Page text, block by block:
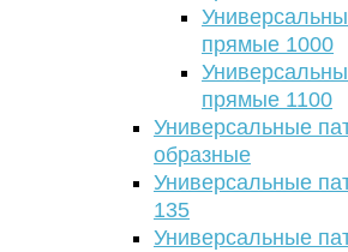
прямые 1000
прямые 1100
Универсальные
образные
Универсальные
135
Универсальные